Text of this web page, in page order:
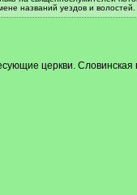
названий уездов и волостей.
церкви.